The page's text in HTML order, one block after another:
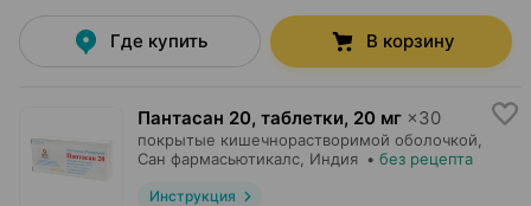
Где купить В корзину
Пантасан 20, таблетки, 20 мг ×30
покрытые кишечнорастворимой оболочкой,
Сан фармасьютикалс , Индия • без рецепта
Инструкция